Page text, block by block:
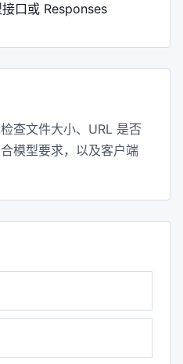
接口或 Responses
查文件大小、URL 是否
模型要求，以及客户端